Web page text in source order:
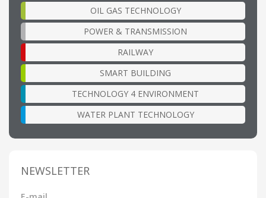
OIL GAS TECHNOLOGY
POWER & TRANSMISSION
RAILWAY
SMART BUILDING
TECHNOLOGY 4 ENVIRONMENT
WATER PLANT TECHNOLOGY
NEWSLETTER